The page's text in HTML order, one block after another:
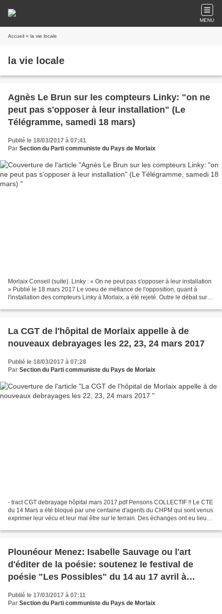
MENU
Accueil » la vie locale
la vie locale
Agnès Le Brun sur les compteurs Linky: "on ne
peut pas s'opposer à leur installation" (Le
Télégramme, samedi 18 mars)
Publié le 18/03/2017 à 07:41
Par Section du Parti communiste du Pays de Morlaix
Morlaix Conseil (suite). Linky : « On ne peut pas s'opposer à leur installation
» Publié le 18 mars 2017 Le voeu de méfiance de l'opposition, quant à
l'installation des compteurs Linky à Morlaix, a été rejeté. Outre le débat sur le
La CGT de l'hôpital de Morlaix appelle à de
nouveaux debrayages les 22, 23, 24 mars 2017
Publié le 18/03/2017 à 07:28
Par Section du Parti communiste du Pays de Morlaix
- tract CGT debrayage hôpital mars 2017.pdf Pensons COLLECTIF !! Le CTE
du 14 Mars a été bloqué par une centaine d'agents du CHPM qui sont venus
exprimer leur vécu et leur mal être sur le terrain. Des échanges ont eu lieu
Plounéour Menez: Isabelle Sauvage ou l'art
d'éditer de la poésie: soutenez le festival de
poésie "Les Possibles" du 14 au 17 avril à
Morlaix, Berrien, au Cloître St Thégonnec, à
Hiuelgoat et à Plounéour Ménez
Publié le 17/03/2017 à 07:11
Par Section du Parti communiste du Pays de Morlaix